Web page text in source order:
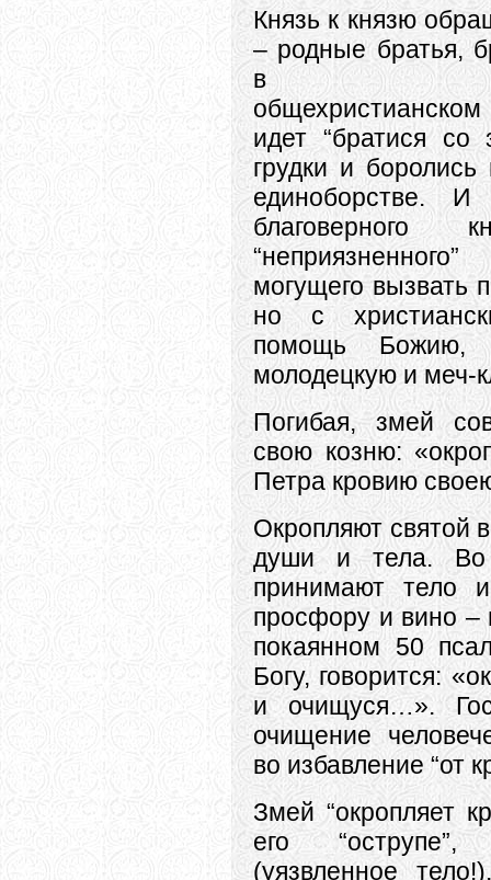
Князь к князю
– родные братья,
в
идет “братися со
грудки и
единоборстве. И
могущего вызвать
но с
помощь
молодецкую и меч-
Погибая, змей
свою козню:
Петра кровию
Окропляют святой
души и тела. Во
принимают тело
просфору и вино –
покаянном 50
Богу, говорится:
и очищуся…».
очищение
во избавление “от
Змей “окропляет
его
(уязвленное